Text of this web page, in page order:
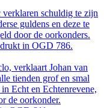
schuldig te zijn
guldens en deze te
door de oorkonders.
in OGD 786.
verklaart Johan van
tienden grof en smal
Echt en Echtenrevene,
de oorkonder.